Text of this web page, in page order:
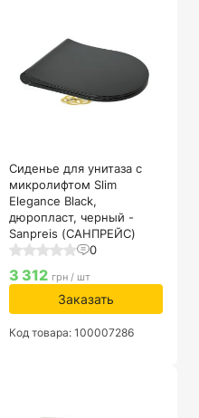
Сиденье для унитаза с
микролифтом Slim
Elegance Black,
дюропласт, черный -
Sanpreis (САНПРЕЙС)
0
3 312 грн / шт
Заказать
Код товара: 100007286